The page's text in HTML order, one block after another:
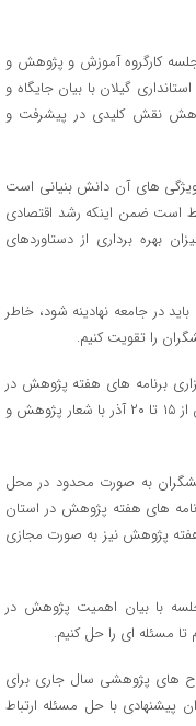
کارگروه آموزش و پژوهش و
گیلان با بیان جایگاه و
نقش کلیدی در پیشرفت و
های آن دانش بنیانی است
است ضمن اینکه رشد اقتصادی
بهره برداری از دستاوردهای
در جامعه نهادینه شود، خاطر
را تقویت کنیم.
برنامه های هفته پژوهش در
استان گیلان اضافه کرد: زمان برگزاری هفته پژوهش از ۱۵ تا ۲۰ آذر با شعار پژوهش و
به صورت محدود در محل
های هفته پژوهش در استان
پژوهش نیز به صورت مجازی
با بیان اهمیت پژوهش در
مسئله ای را حل کنیم.
های پژوهشی سال جاری برای
پیشنهادی با حل مسئله ارتباط